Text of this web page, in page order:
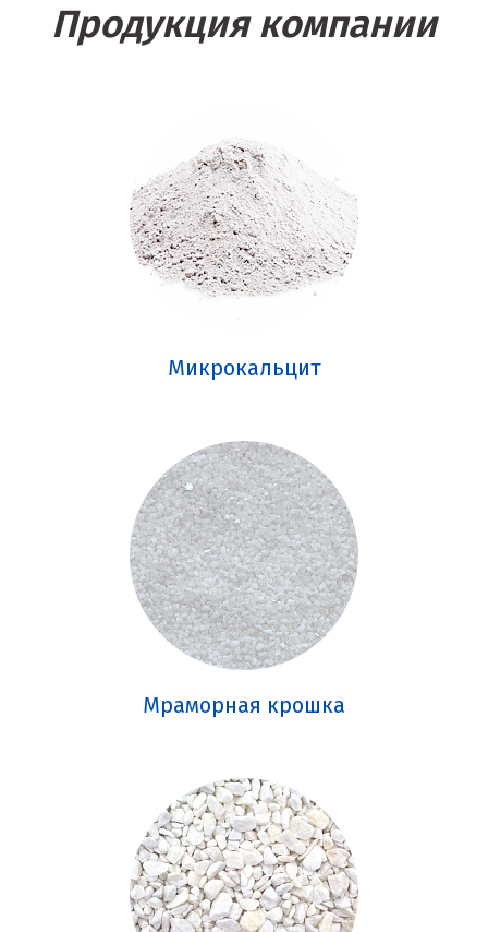
Продукция компании
Микрокальцит
Мраморная крошка